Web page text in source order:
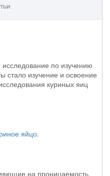
по изучению
изучение и освоение
куриных яиц
яйцо.
на проницаемость